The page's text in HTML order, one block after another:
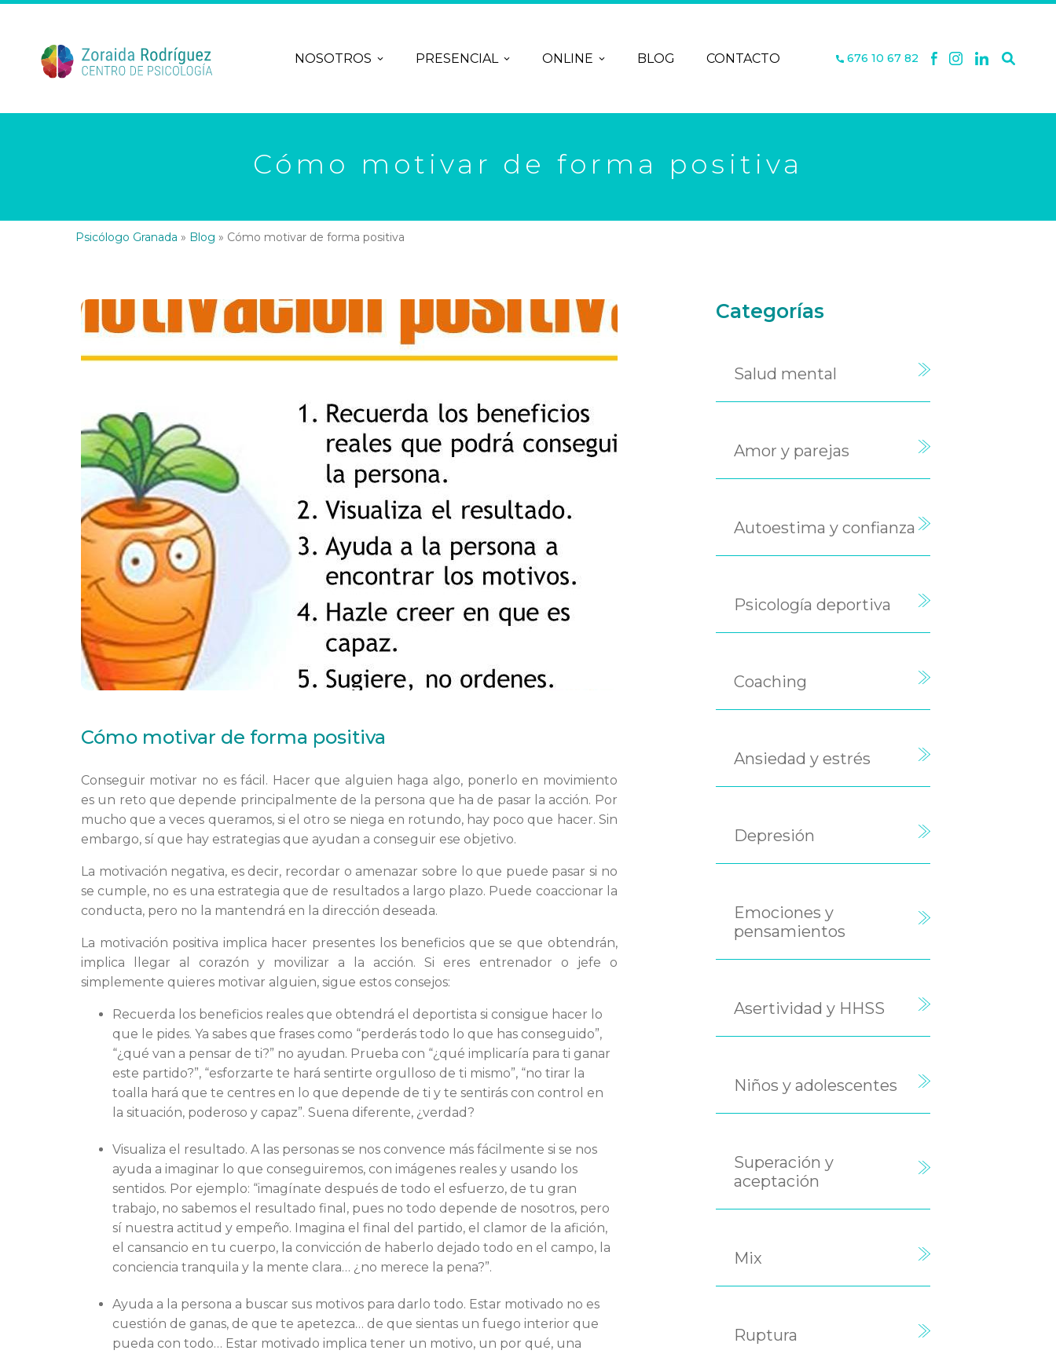
NOSOTROS PRESENCIAL ONLINE BLOG CONTACTO 676 10 67 82
Cómo motivar de forma positiva
Psicólogo Granada » Blog » Cómo motivar de forma positiva
Cómo motivar de forma positiva
Conseguir motivar no es fácil. Hacer que alguien haga algo, ponerlo en movimiento
es un reto que depende principalmente de la persona que ha de pasar la acción. Por
mucho que a veces queramos, si el otro se niega en rotundo, hay poco que hacer. Sin
embargo, sí que hay estrategias que ayudan a conseguir ese objetivo.
La motivación negativa, es decir, recordar o amenazar sobre lo que puede pasar si no
se cumple, no es una estrategia que de resultados a largo plazo. Puede coaccionar la
conducta, pero no la mantendrá en la dirección deseada.
La motivación positiva implica hacer presentes los beneficios que se que obtendrán,
implica llegar al corazón y movilizar a la acción. Si eres entrenador o jefe o
simplemente quieres motivar alguien, sigue estos consejos:
Recuerda los beneficios reales que obtendrá el deportista si consigue hacer lo
que le pides. Ya sabes que frases como “perderás todo lo que has conseguido”,
“¿qué van a pensar de ti?” no ayudan. Prueba con “¿qué implicaría para ti ganar
este partido?”, “esforzarte te hará sentirte orgulloso de ti mismo”, “no tirar la
toalla hará que te centres en lo que depende de ti y te sentirás con control en
la situación, poderoso y capaz”. Suena diferente, ¿verdad?
Visualiza el resultado. A las personas se nos convence más fácilmente si se nos
ayuda a imaginar lo que conseguiremos, con imágenes reales y usando los
sentidos. Por ejemplo: “imagínate después de todo el esfuerzo, de tu gran
trabajo, no sabemos el resultado final, pues no todo depende de nosotros, pero
sí nuestra actitud y empeño. Imagina el final del partido, el clamor de la afición,
el cansancio en tu cuerpo, la convicción de haberlo dejado todo en el campo, la
conciencia tranquila y la mente clara… ¿no merece la pena?”.
Ayuda a la persona a buscar sus motivos para darlo todo. Estar motivado no es
cuestión de ganas, de que te apetezca… de que sientas un fuego interior que
pueda con todo… Estar motivado implica tener un motivo, un por qué, una
Categorías
Salud mental
Amor y parejas
Autoestima y confianza
Psicología deportiva
Coaching
Ansiedad y estrés
Depresión
Emociones y
pensamientos
Asertividad y HHSS
Niños y adolescentes
Superación y
aceptación
Mix
Ruptura